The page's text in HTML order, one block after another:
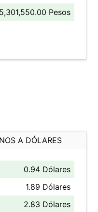
5,301,550.00 Pesos
A DÓLARES
0.94 Dólares
1.89 Dólares
2.83 Dólares